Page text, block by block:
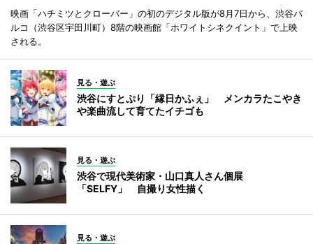
映画「ハチミツとクローバー」の初のデジタル版が8月7日から、渋谷パ
ルコ（渋谷区宇田川町）8階の映画館「ホワイトシネクイント」で上映
される。
見る・遊ぶ
渋谷にすとぷり「縁日かふぇ」 メンカラたこやき
や楽曲流して育てたイチゴも
見る・遊ぶ
渋谷で現代美術家・山口真人さん個展
「SELFY」 自撮り女性描く
見る・遊ぶ